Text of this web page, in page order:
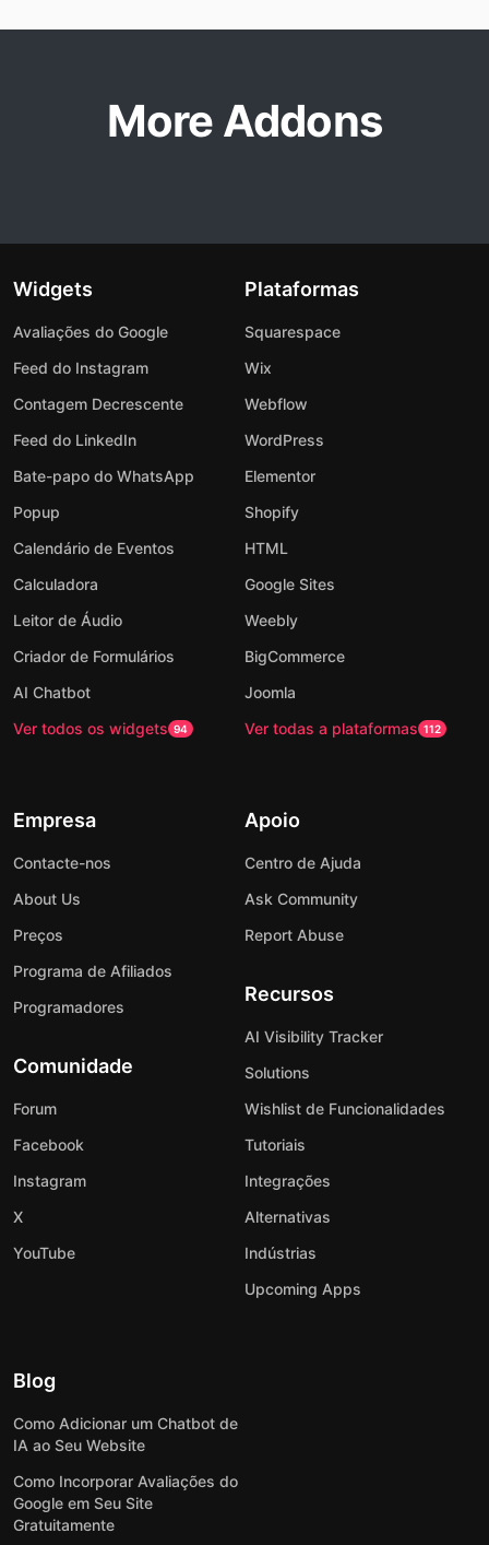
More Addons
Widgets
Avaliações do Google
Feed do Instagram
Contagem Decrescente
Feed do LinkedIn
Bate-papo do WhatsApp
Popup
Calendário de Eventos
Calculadora
Leitor de Áudio
Criador de Formulários
AI Chatbot
Ver todos os widgets 94
Plataformas
Squarespace
Wix
Webflow
WordPress
Elementor
Shopify
HTML
Google Sites
Weebly
BigCommerce
Joomla
Ver todas a plataformas 112
Empresa
Contacte-nos
About Us
Preços
Programa de Afiliados
Programadores
Comunidade
Forum
Facebook
Instagram
X
YouTube
Apoio
Centro de Ajuda
Ask Community
Report Abuse
Recursos
AI Visibility Tracker
Solutions
Wishlist de Funcionalidades
Tutoriais
Integrações
Alternativas
Indústrias
Upcoming Apps
Blog
Como Adicionar um Chatbot de
IA ao Seu Website
Como Incorporar Avaliações do
Google em Seu Site
Gratuitamente